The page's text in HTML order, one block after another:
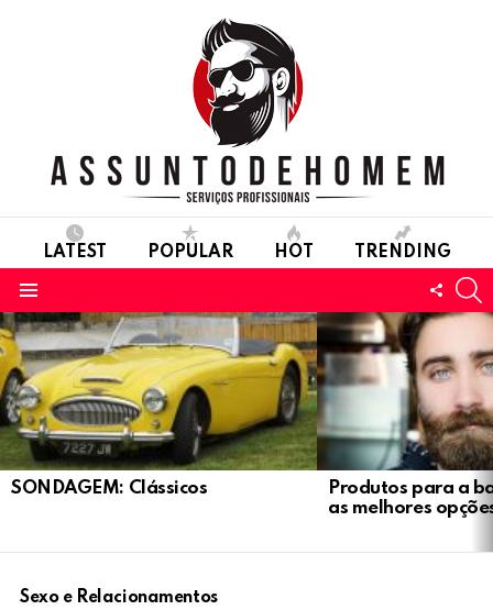
LATEST POPULAR HOT TRENDING
LATEST
STORIES
SONDAGEM: Clássicos
Produtos para a
as melhores
Sexo e Relacionamentos